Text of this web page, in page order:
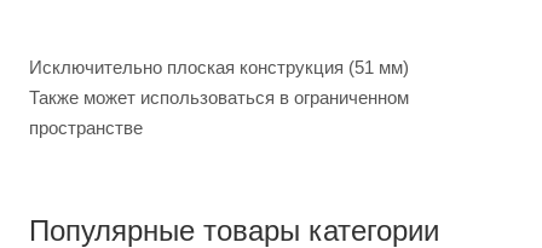
Исключительно плоская конструкция (51 мм)
Также может использоваться в ограниченном
пространстве
Популярные товары категории